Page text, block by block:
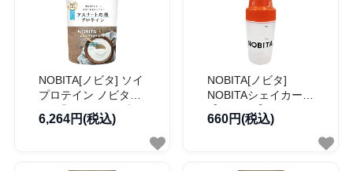
NOBITA[ノビタ] ソイ
プロテイン ノビタ
Pro「ヨーグルト味」
【FD0008】
6,264円(税込)
NOBITA[ノビタ]
NOBITAシェイカー
【SP0005】
660円(税込)